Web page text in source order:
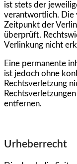
ist stets der
verantwortlich. Die
Zeitpunkt der
überprüft.
Verlinkung nicht
Eine permanente
ist jedoch ohne
Rechtsverletzung
entfernen.
Urheberrecht